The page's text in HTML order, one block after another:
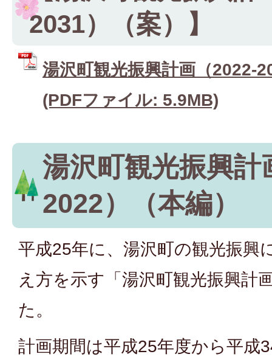
2031）（案）】
湯沢町観光振興計画（2022-
(PDFファイル: 5.9MB)
湯沢町観光振興計
2022）（本編）
平成25年に、湯沢町の観光振興
え方を示す「湯沢町観光振興計
た。
計画期間は平成25年度から平成